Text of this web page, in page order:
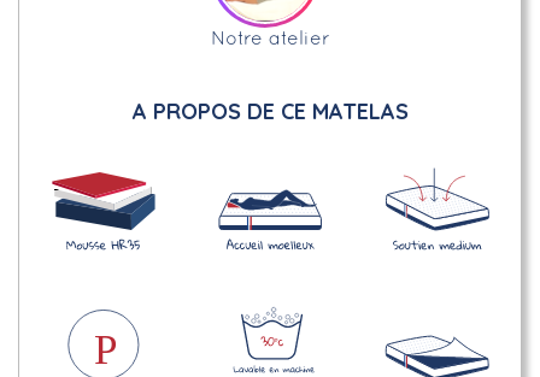
Notre atelier
A PROPOS DE CE MATELAS